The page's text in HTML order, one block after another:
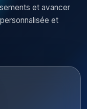
et avancer
et